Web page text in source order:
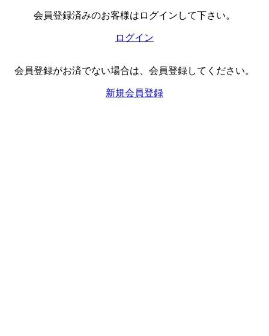
会員登録済みのお客様はログインして下さい。
ログイン
会員登録がお済でない場合は、会員登録してください。
新規会員登録